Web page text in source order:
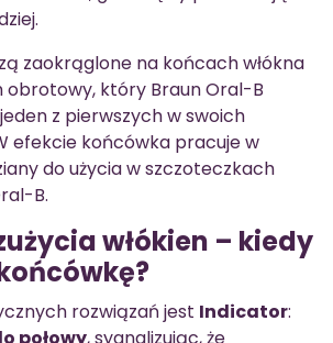
zaokrąglone na końcach włókna
obrotowy, który Braun Oral-B
z pierwszych w swoich
efekcie końcówka pracuje w
do użycia w szczoteczkach
B.
włókien – kiedy
rozwiązań jest Indicator:
połowy, sygnalizując, że